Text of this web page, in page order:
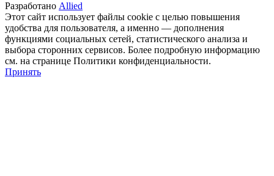
Разработано Allied
Этот сайт использует файлы cookie с целью повышения
удобства для пользователя, а именно — дополнения
функциями социальных сетей, статистического анализа и
выбора сторонних сервисов. Более подробную информацию
см. на странице Политики конфиденциальности.
Принять